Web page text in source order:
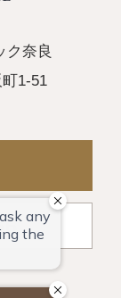
ク奈良
1-51